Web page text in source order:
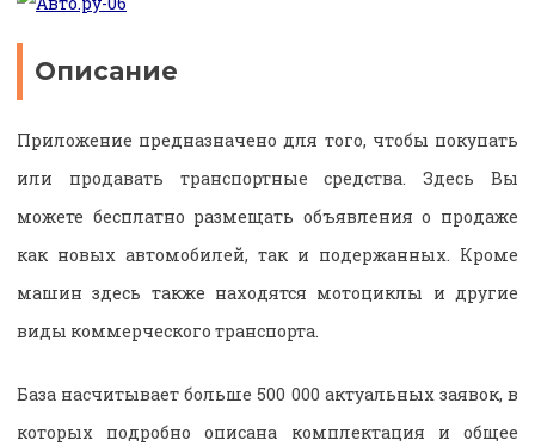
Описание
Приложение предназначено для того, чтобы покупать
или продавать транспортные средства. Здесь Вы
можете бесплатно размещать объявления о продаже
как новых автомобилей, так и подержанных. Кроме
машин здесь также находятся мотоциклы и другие
виды коммерческого транспорта.
База насчитывает больше 500 000 актуальных заявок, в
которых подробно описана комплектация и общее